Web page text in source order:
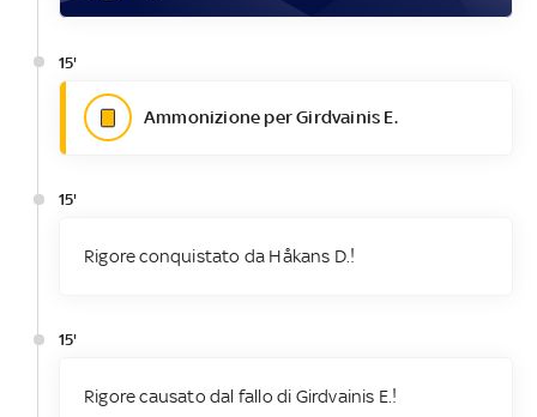
15'
Ammonizione per Girdvainis E.
15'
Rigore conquistato da Håkans D.!
15'
Rigore causato dal fallo di Girdvainis E.!